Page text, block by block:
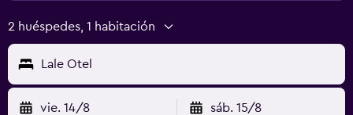
2 huéspedes, 1 habitación
Lale Otel
vie. 14/8 sáb. 15/8